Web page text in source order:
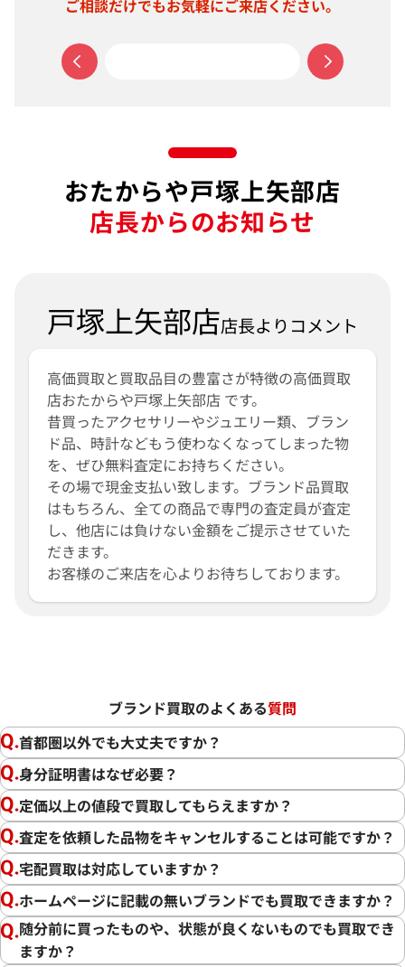
ご相談だけでもお気軽にご来店ください。
おたからや戸塚上矢部店
店長からのお知らせ
戸塚上矢部店店長よりコメント
高価買取と買取品目の豊富さが特徴の高価買取
店おたからや戸塚上矢部店 です。
昔買ったアクセサリーやジュエリー類、ブラン
ド品、時計などもう使わなくなってしまった物
を、ぜひ無料査定にお持ちください。
その場で現金支払い致します。ブランド品買取
はもちろん、全ての商品で専門の査定員が査定
し、他店には負けない金額をご提示させていた
だきます。
お客様のご来店を心よりお待ちしております。
ブランド買取のよくある質問
首都圏以外でも大丈夫ですか？
身分証明書はなぜ必要？
定価以上の値段で買取してもらえますか？
査定を依頼した品物をキャンセルすることは可能ですか？
宅配買取は対応していますか？
ホームページに記載の無いブランドでも買取できますか？
随分前に買ったものや、状態が良くないものでも買取でき
ますか？